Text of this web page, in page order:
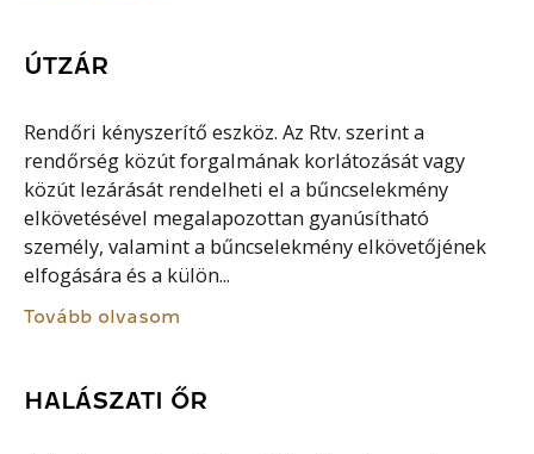
ÚTZÁR
Rendőri kényszerítő eszköz. Az Rtv. szerint a
rendőrség közút forgalmának korlátozását vagy
közút lezárását rendelheti el a bűncselekmény
elkövetésével megalapozottan gyanúsítható
személy, valamint a bűncselekmény elkövetőjének
elfogására és a külön...
Tovább olvasom
HALÁSZATI ŐR